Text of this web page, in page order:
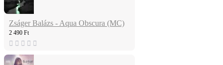
Zságer Balázs - Aqua Obscura (MC)
2 490 Ft